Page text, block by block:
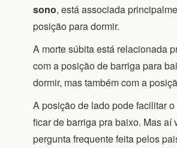
sono, está associada
posição para dormir.
A morte súbita está relacionada
com a posição de barriga para
dormir, mas também com a
A posição de lado pode facilitar
ficar de barriga pra baixo. Mas aí
pergunta frequente feita pelos